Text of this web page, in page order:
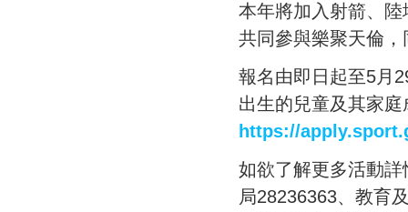
本年將加入射箭、
共同參與樂聚天倫
報名由即日起至5月
出生的兒童及其家
https://
如欲了解更多活動
局28236363、教育